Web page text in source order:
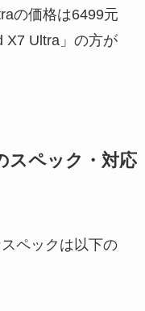
の価格は6499元
X7 Ultra」の方が
スペック・対応
ペックは以下の